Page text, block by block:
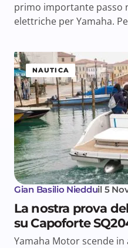
primo importante passo
elettriche per Yamaha.
NAUTICA
Gian Basilio Niedduil 5
La nostra prova
su Capoforte
Yamaha Motor scende in